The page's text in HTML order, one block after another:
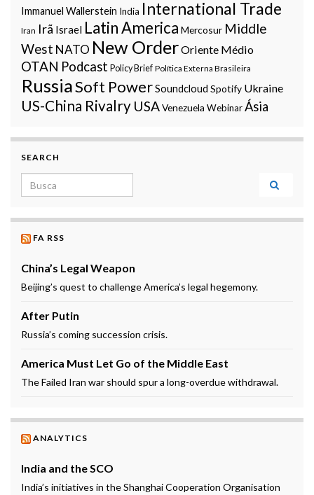
Immanuel Wallerstein India International Trade
Iran Irã Israel Latin America Mercosur Middle
West NATO New OrderOriente Médio
OTAN Podcast Policy Brief Política Externa Brasileira
RussiaSoft PowerSoundcloud Spotify Ukraine
US-China Rivalry USAVenezuela WebinarÁsia
SEARCH
Search for:
FA RSS
China’s Legal Weapon
Beijing’s quest to challenge America’s legal hegemony.
After Putin
Russia’s coming succession crisis.
America Must Let Go of the Middle East
The Failed Iran war should spur a long-overdue withdrawal.
ANALYTICS
India and the SCO
India’s initiatives in the Shanghai Cooperation Organisation